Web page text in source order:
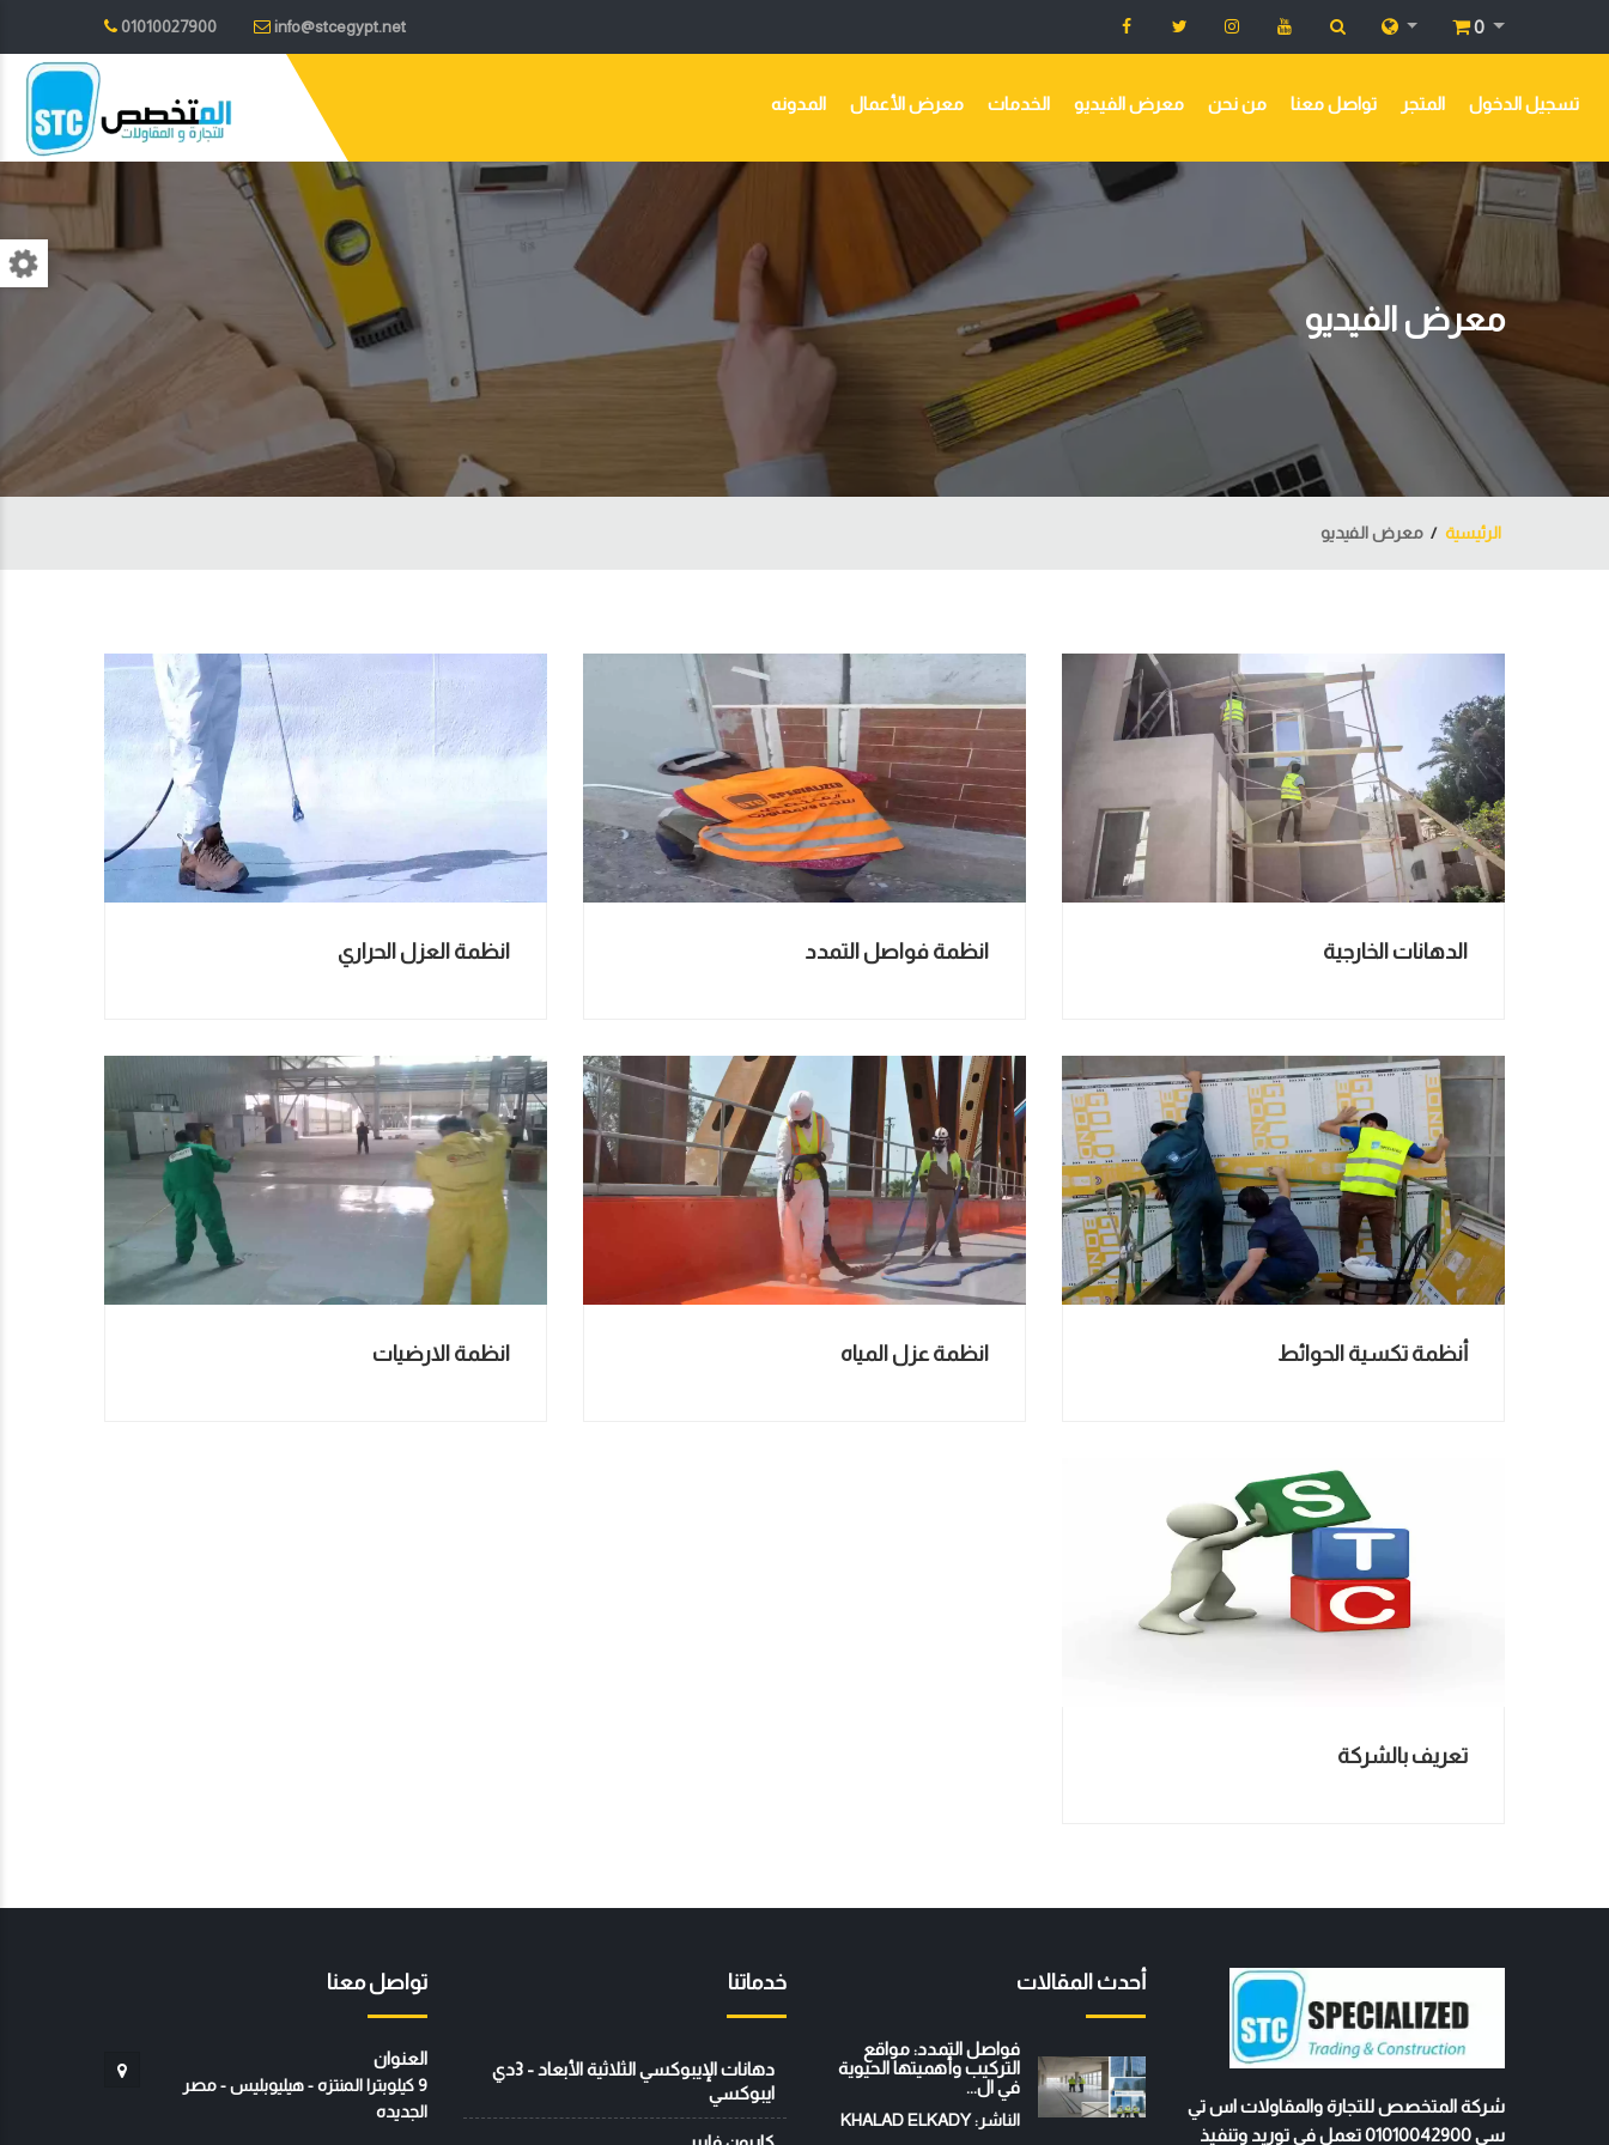
01010027900 info@stcegypt.net 0
المدونه معرض الأعمال الخدمات معرض الفيديو من نحن تواصل معنا المتجر تسجيل الدخول
معرض الفيديو
الرئيسية معرض الفيديو
الدهانات الخارجية انظمة فواصل التمدد انظمة العزل الحراري
أنظمة تكسية الحوائط انظمة عزل المياه انظمة الارضيات
تعريف بالشركة
شركة المتخصص للتجارة والمقاولات اس تي
سي 01010042900 تعمل في توريد وتنفيذ
أحدث المقالات
فواصل التمدد: مواقع
التركيب وأهميتها الحيوية
في ال...
الناشر: KHALAD ELKADY
خدماتنا
دهانات الإيبوكسي الثلاثية الأبعاد - 3دي
ايبوكسي
تواصل معنا
العنوان
9 كيلوبترا المنتزه - هيليوبليس - مصر
الجديده